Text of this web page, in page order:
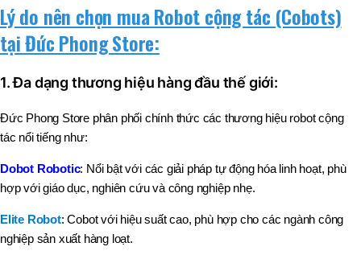
Lý do nên chọn mua Robot cộng tác (Cobots)
tại Đức Phong Store:
1. Đa dạng thương hiệu hàng đầu thế giới:
Đức Phong Store phân phối chính thức các thương hiệu robot cộng
tác nổi tiếng như:
Dobot Robotic: Nổi bật với các giải pháp tự động hóa linh hoạt, phù
hợp với giáo dục, nghiên cứu và công nghiệp nhẹ.
Elite Robot: Cobot với hiệu suất cao, phù hợp cho các ngành công
nghiệp sản xuất hàng loạt.